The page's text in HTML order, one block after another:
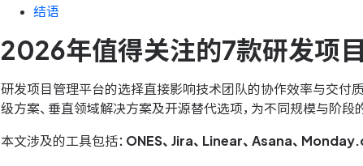
结语
2026年值得关注的7款研发项
研发项目管理平台的选择直接影响技术团队的协作效率与交付
级方案、垂直领域解决方案及开源替代选项，为不同规模与阶段
本文涉及的工具包括： ONES、Jira、Linear、Asana、